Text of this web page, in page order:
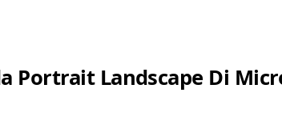
Portrait Landscape Di